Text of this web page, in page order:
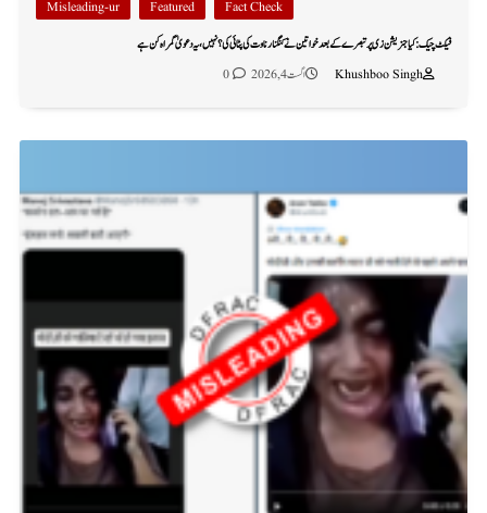
Fact Check
Featured
Misleading-ur
فیکٹ چیک: کیا جنریشن زی پر تبصرے کے بعد خواتین نے کنگنا رناوت کی پٹائی کی؟ نہیں، یہ دعویٰ گمراہ کن ہے
Khushboo Singh
اگست 4, 2026 0